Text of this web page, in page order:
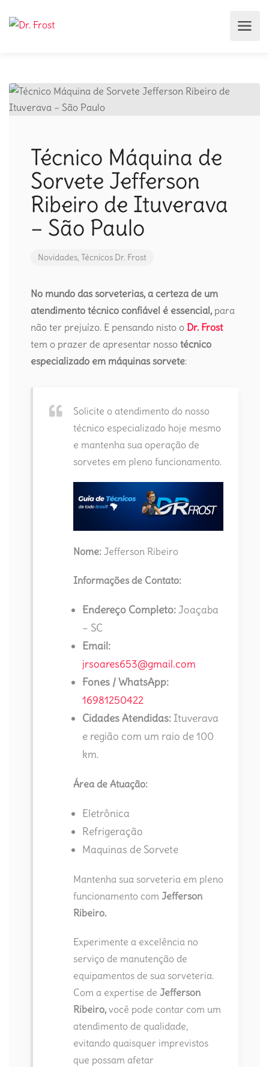
Técnico Máquina de
Sorvete Jefferson
Ribeiro de Ituverava
– São Paulo
Novidades, Técnicos Dr. Frost
No mundo das sorveterias, a certeza de um
atendimento técnico confiável é essencial, para
não ter prejuízo. E pensando nisto o Dr. Frost
tem o prazer de apresentar nosso técnico
especializado em máquinas sorvete:
Solicite o atendimento do nosso
técnico especializado hoje mesmo
e mantenha sua operação de
sorvetes em pleno funcionamento.
Nome: Jefferson Ribeiro
Informações de Contato:
Endereço Completo:Joaçaba
– SC
Email:
jrsoares653@gmail.com
Fones / WhatsApp:
16981250422
Cidades Atendidas:Ituverava
e região com um raio de 100
km.
Área de Atuação:
Eletrônica
Refrigeração
Maquinas de Sorvete
Mantenha sua sorveteria em pleno
funcionamento com Jefferson
Ribeiro.
Experimente a excelência no
serviço de manutenção de
equipamentos de sua sorveteria.
Com a expertise de Jefferson
Ribeiro, você pode contar com um
atendimento de qualidade,
evitando quaisquer imprevistos
que possam afetar